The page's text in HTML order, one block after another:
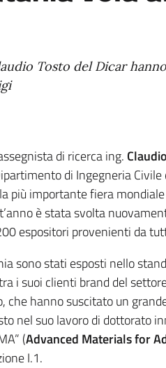
Tosto del Dicar
di ricerca ing.
di Ingegneria
più importante fiera
è stata svolta
espositori provenienti da
sono stati esposti nello
i suoi clienti brand del
che hanno suscitato un
nel suo lavoro di dottorato
(Advanced Materials for
I.1.